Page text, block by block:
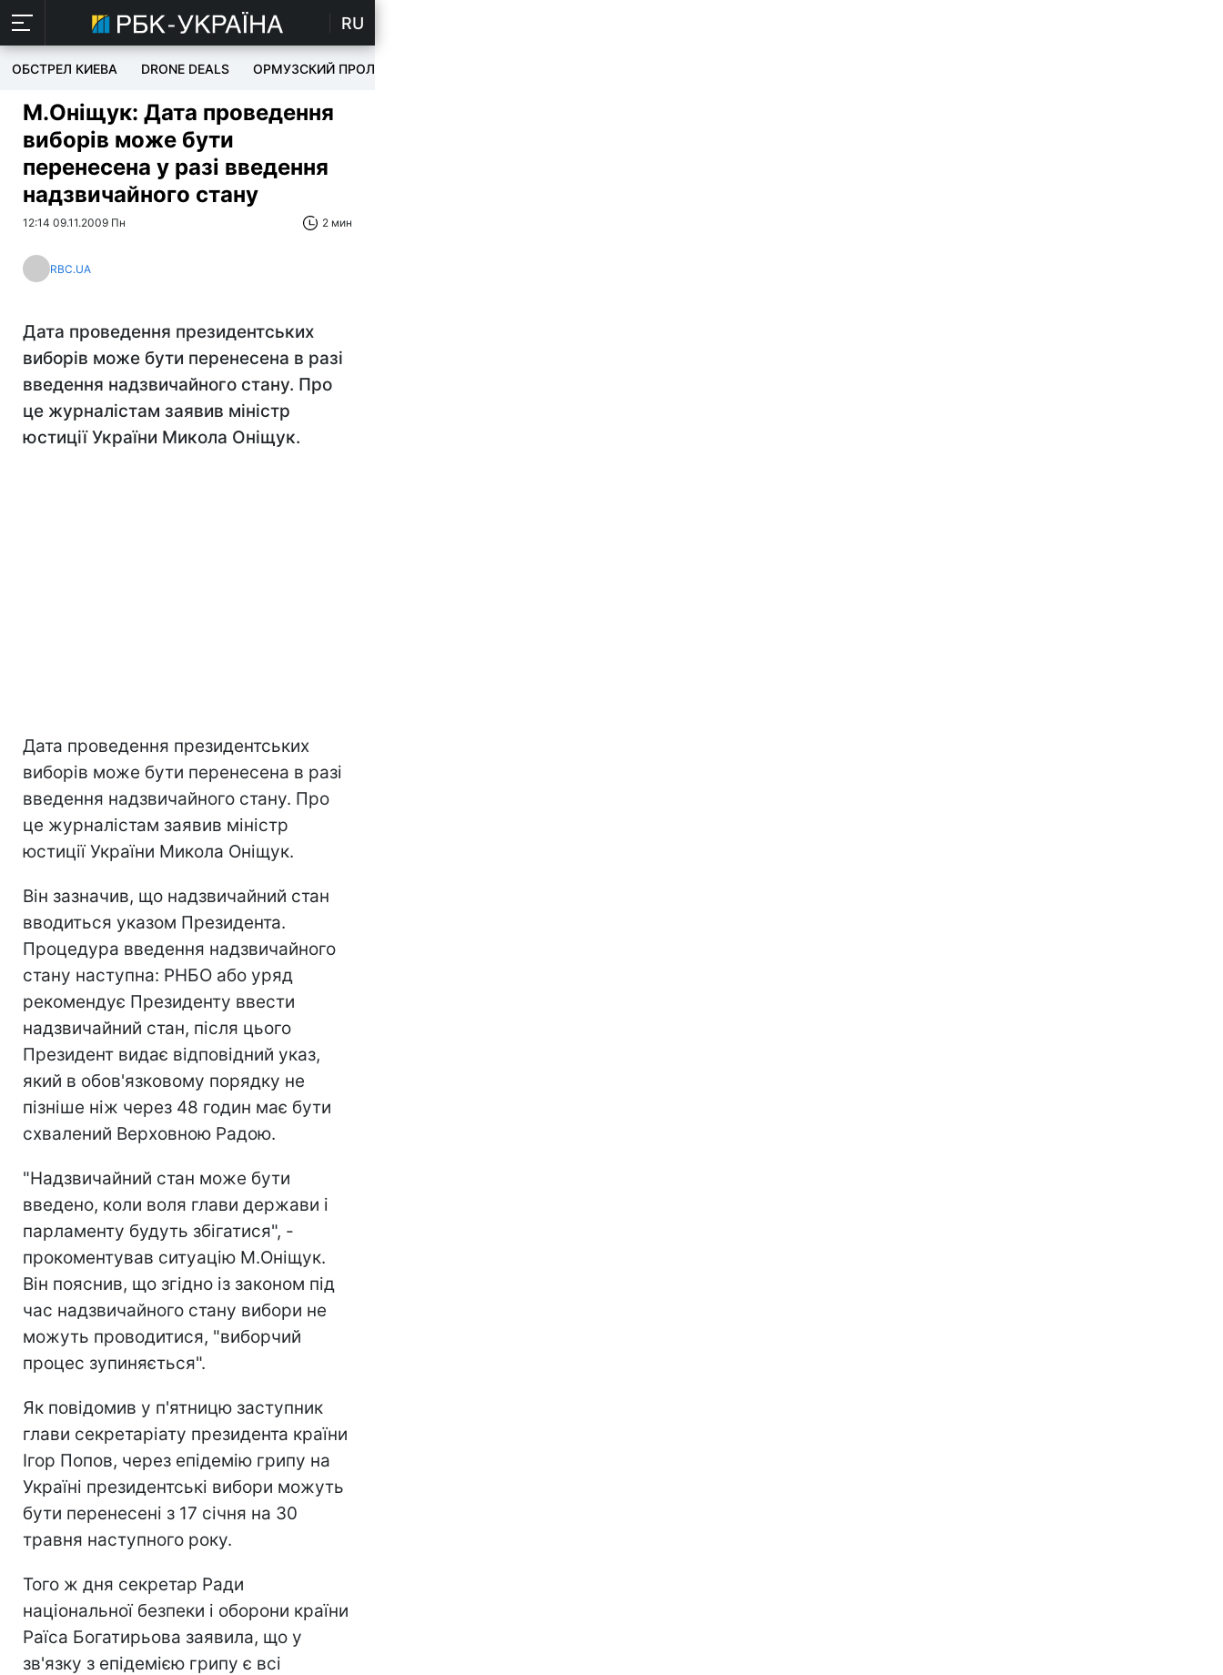
RU
ОБСТРЕЛ КИЕВА DRONE DEALS ОРМУЗСКИЙ ПРОЛИВ
М.Оніщук: Дата проведення
виборів може бути
перенесена у разі введення
надзвичайного стану
12:14 09.11.2009 Пн 2 мин
RBC.UA
Дата проведення президентських
виборів може бути перенесена в разі
введення надзвичайного стану. Про
це журналістам заявив міністр
юстиції України Микола Оніщук.
Дата проведення президентських
виборів може бути перенесена в разі
введення надзвичайного стану. Про
це журналістам заявив міністр
юстиції України Микола Оніщук.
Він зазначив, що надзвичайний стан
вводиться указом Президента.
Процедура введення надзвичайного
стану наступна: РНБО або уряд
рекомендує Президенту ввести
надзвичайний стан, після цього
Президент видає відповідний указ,
який в обов'язковому порядку не
пізніше ніж через 48 годин має бути
схвалений Верховною Радою.
"Надзвичайний стан може бути
введено, коли воля глави держави і
парламенту будуть збігатися", -
прокоментував ситуацію М.Оніщук.
Він пояснив, що згідно із законом під
час надзвичайного стану вибори не
можуть проводитися, "виборчий
процес зупиняється".
Як повідомив у п'ятницю заступник
глави секретаріату президента країни
Ігор Попов, через епідемію грипу на
Україні президентські вибори можуть
бути перенесені з 17 січня на 30
травня наступного року.
Того ж дня секретар Ради
національної безпеки і оборони країни
Раїса Богатирьова заявила, що у
зв'язку з епідемією грипу є всі